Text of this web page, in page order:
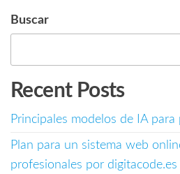
Buscar
Recent Posts
Principales modelos de IA para
Plan para un sistema web
profesionales por digitacode.es